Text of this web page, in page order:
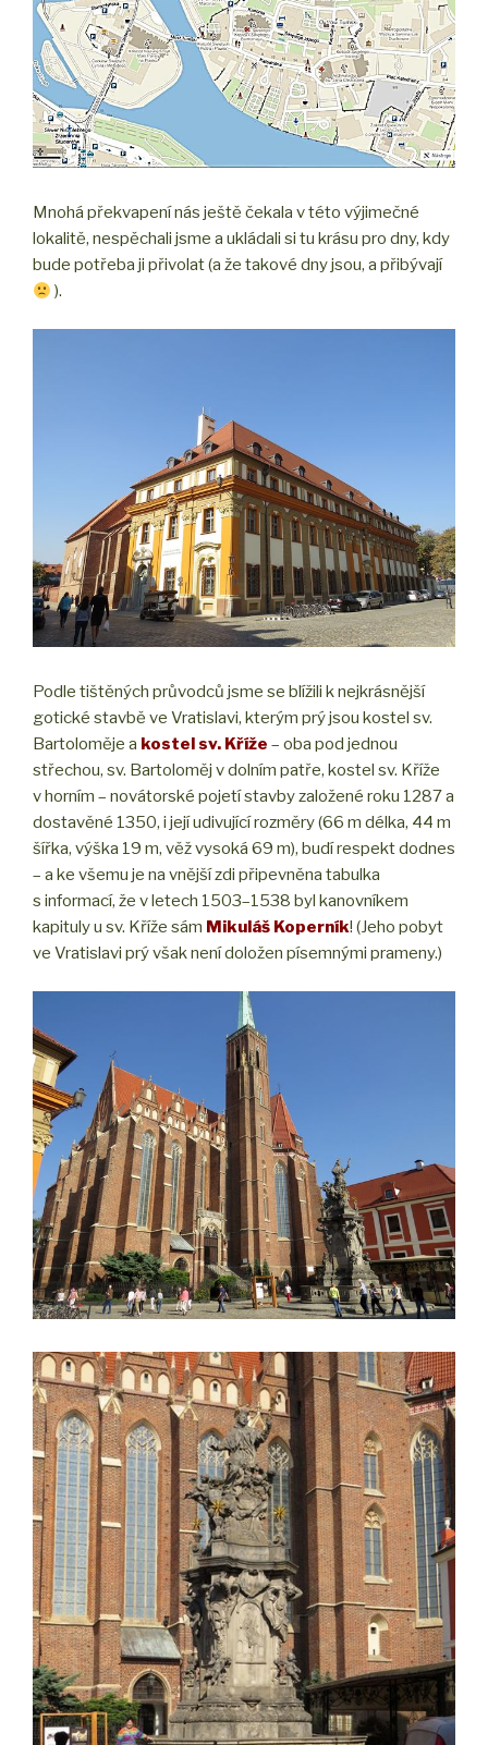
Mnohá překvapení nás ještě čekala v této výjimečné
lokalitě, nespěchali jsme a ukládali si tu krásu pro dny, kdy
bude potřeba ji přivolat (a že takové dny jsou, a přibývají
).
Podle tištěných průvodců jsme se blížili k nejkrásnější
gotické stavbě ve Vratislavi, kterým prý jsou kostel sv.
Bartoloměje a kostel sv. Kříže – oba pod jednou
střechou, sv. Bartoloměj v dolním patře, kostel sv. Kříže
v horním – novátorské pojetí stavby založené roku 1287 a
dostavěné 1350, i její udivující rozměry (66 m délka, 44 m
šířka, výška 19 m, věž vysoká 69 m), budí respekt dodnes
– a ke všemu je na vnější zdi připevněna tabulka
s informací, že v letech 1503–1538 byl kanovníkem
kapituly u sv. Kříže sám Mikuláš Koperník! (Jeho pobyt
ve Vratislavi prý však není doložen písemnými prameny.)